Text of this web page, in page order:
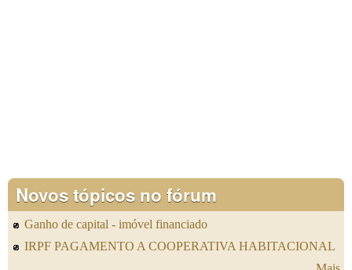
Novos tópicos no fórum
Ganho de capital - imóvel financiado
IRPF PAGAMENTO A COOPERATIVA HABITACIONAL